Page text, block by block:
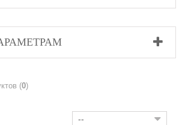
Сравнение продуктов (0)
--